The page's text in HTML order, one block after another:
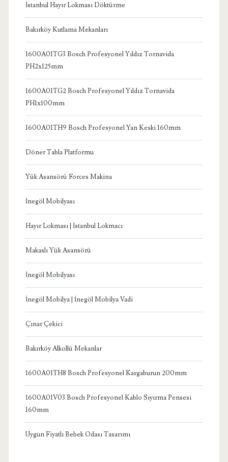
İstanbul Hayır Lokması Döktürme
Bakırköy Kutlama Mekanları
1600A01TG3 Bosch Profesyonel Yıldız Tornavida
PH2x125mm
1600A01TG2 Bosch Profesyonel Yıldız Tornavida
PH1x100mm
1600A01TH9 Bosch Profesyonel Yan Keski 160mm
Döner Tabla Platformu
Yük Asansörü Forces Makina
İnegöl Mobilyası
Hayır Lokması | İstanbul Lokmacı
Makaslı Yük Asansörü
İnegöl Mobilyası
İnegöl Mobilya | İnegöl Mobilya Vadi
Çınar Çekici
Bakırköy Alkollü Mekanlar
1600A01TH8 Bosch Profesyonel Kargaburun 200mm
1600A01V03 Bosch Profesyonel Kablo Sıyırma Pensesi
160mm
Uygun Fiyatlı Bebek Odası Tasarımı